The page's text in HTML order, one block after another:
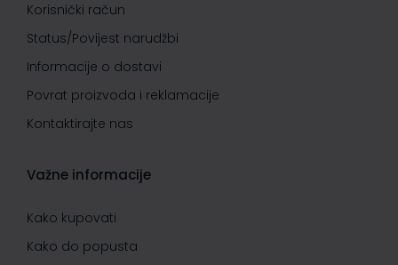
Korisnički račun
Status/Povijest narudžbi
Informacije o dostavi
Povrat proizvoda i reklamacije
Kontaktirajte nas
Važne informacije
Kako kupovati
Kako do popusta